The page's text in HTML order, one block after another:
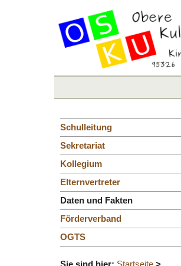
Schulleitung
Sekretariat
Kollegium
Elternvertreter
Daten und Fakten
Förderverband
OGTS
Sie sind hier: Startseite >